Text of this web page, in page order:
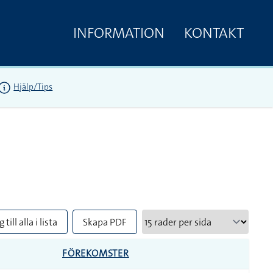
INFORMATION KONTAKT
Hjälp/Tips
till alla i lista Skapa PDF
FÖREKOMSTER